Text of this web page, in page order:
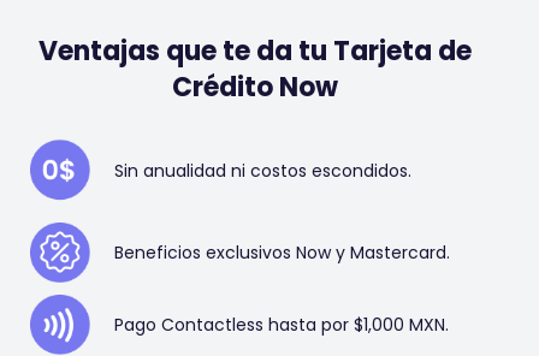
Ventajas que te da tu Tarjeta de
Crédito Now
Sin anualidad ni costos escondidos.
Beneficios exclusivos Now y Mastercard.
Pago Contactless hasta por $1,000 MXN.